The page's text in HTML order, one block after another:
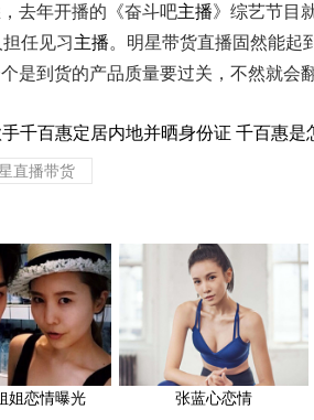
去年开播的《奋斗吧主播》综艺节目
任见习主播。明星带货直播固然能起
是到货的产品质量要过关，不然就会
千百惠定居内地并晒身份证 千百惠是
直播带货
姐恋情曝光 张蓝心恋情